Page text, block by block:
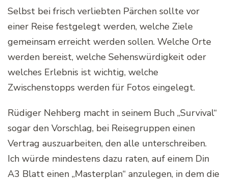
Selbst bei frisch verliebten Pärchen sollte vor
einer Reise festgelegt werden, welche Ziele
gemeinsam erreicht werden sollen. Welche Orte
werden bereist, welche Sehenswürdigkeit oder
welches Erlebnis ist wichtig, welche
Zwischenstopps werden für Fotos eingelegt.
Rüdiger Nehberg macht in seinem Buch „Survival“
sogar den Vorschlag, bei Reisegruppen einen
Vertrag auszuarbeiten, den alle unterschreiben.
Ich würde mindestens dazu raten, auf einem Din
A3 Blatt einen „Masterplan“ anzulegen, in dem die